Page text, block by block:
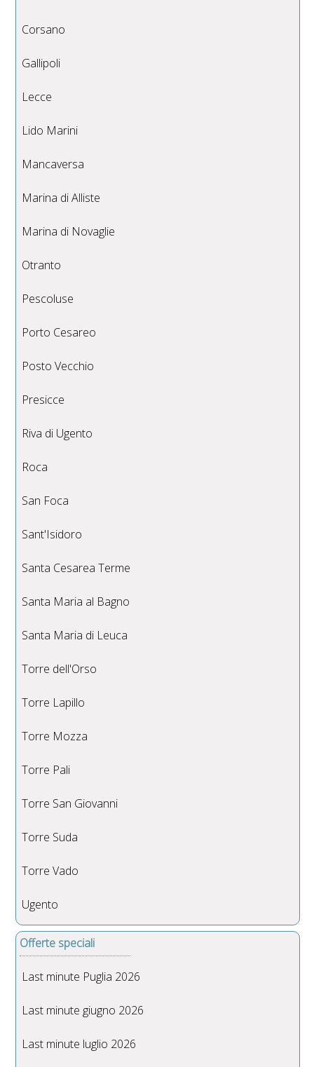
Corsano
Gallipoli
Lecce
Lido Marini
Mancaversa
Marina di Alliste
Marina di Novaglie
Otranto
Pescoluse
Porto Cesareo
Posto Vecchio
Presicce
Riva di Ugento
Roca
San Foca
Sant'Isidoro
Santa Cesarea Terme
Santa Maria al Bagno
Santa Maria di Leuca
Torre dell'Orso
Torre Lapillo
Torre Mozza
Torre Pali
Torre San Giovanni
Torre Suda
Torre Vado
Ugento
Offerte speciali
Last minute Puglia 2026
Last minute giugno 2026
Last minute luglio 2026